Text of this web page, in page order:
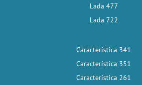
Lada 477
Lada 722
Característica 341
Característica 351
Característica 261